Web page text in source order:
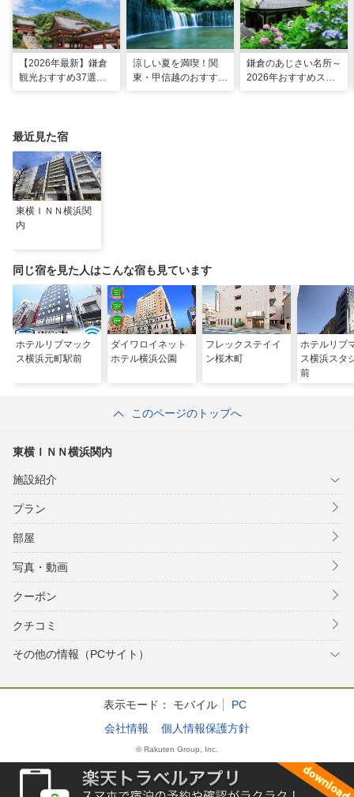
【2026年最新】鎌倉
観光おすすめ37選！
涼しい夏を満喫！関
東・甲信越のおすすめ
鎌倉のあじさい名所～
2026年おすすめスポ
最近見た宿
東横ＩＮＮ横浜関
内
同じ宿を見た人はこんな宿も見ています
ホテルリブマック
ス横浜元町駅前
ダイワロイネット
ホテル横浜公園
フレックステイイ
ン桜木町
ホテルリブ
ス横浜スタ
前
このページのトップへ
東横ＩＮＮ横浜関内
施設紹介
プラン
部屋
写真・動画
クーポン
クチコミ
その他の情報（PCサイト）
表示モード： モバイル
PC
会社情報
個人情報保護方針
© Rakuten Group, Inc.